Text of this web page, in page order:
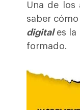
Una de los
saber cómo
digital es la
formado.